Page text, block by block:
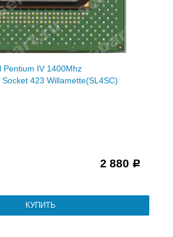
Pentium IV 1400Mhz
423 Willamette(SL4SC)
2 880 Р